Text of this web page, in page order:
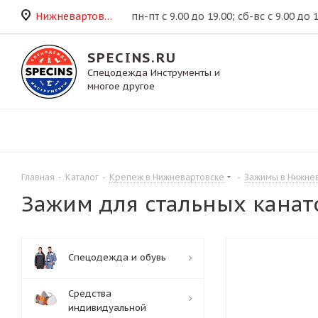
Нижневартовск пн-пт с 9.00 до 19.00; сб-вс с 9.00 до
SPECINS.RU
Спецодежда Инструменты и
многое другое
Главная - Каталог - Крепеж в Нижневартовске - Зажимы в
Зажим для стальных
Спецодежда и обувь
Средства
индивидуальной